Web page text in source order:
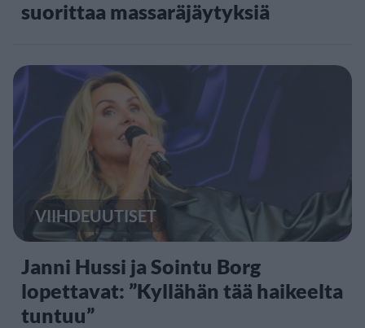
suorittaa massaräjäytyksiä
VIIHDEUUTISET
Janni Hussi ja Sointu Borg
lopettavat: ”Kyllähän tää haikeelta
tuntuu”